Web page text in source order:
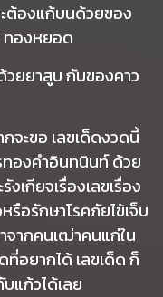
ต้องแก้บนด้วยของ
ทองหยอด
ยยาสูบ กับของคาว
จะขอ เลขเด็ดงวดนี้
องคำอินทนินท์ ด้วย
งเกียจเรื่องเลขเรื่อง
รือรักษาโรคภัยไข้เจ็บ
จากคนเฒ่าคนแก่ใน
อยากได้ เลขเด็ด ก็
แก้วได้เลย